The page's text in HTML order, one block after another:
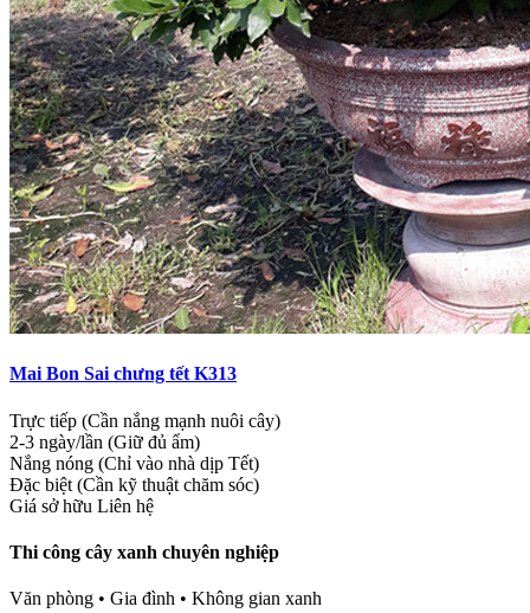
Mai Bon Sai chưng tết K313
Trực tiếp (Cần nắng mạnh nuôi cây)
2-3 ngày/lần (Giữ đủ ẩm)
Nắng nóng (Chỉ vào nhà dịp Tết)
Đặc biệt (Cần kỹ thuật chăm sóc)
Giá sở hữu Liên hệ
Thi công cây xanh chuyên nghiệp
Văn phòng • Gia đình • Không gian xanh